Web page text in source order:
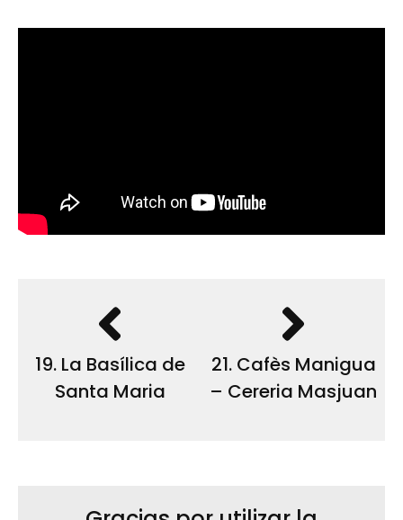
19. La Basílica de
Santa Maria
21. Cafès Manigua
– Cereria Masjuan